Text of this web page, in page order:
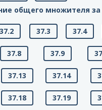
общего множителя за
37.2 37.3 37.4
37.8 37.9
37.13 37.14
37.18 37.19